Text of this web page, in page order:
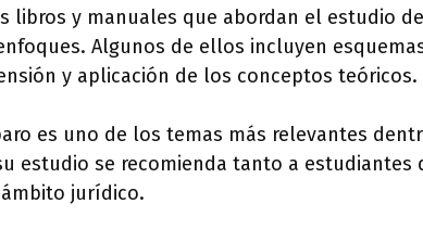
libros y manuales que abordan el estudio
Algunos de ellos incluyen
y aplicación de los conceptos teóricos.
es uno de los temas más relevantes
estudio se recomienda tanto a estudiantes
jurídico.